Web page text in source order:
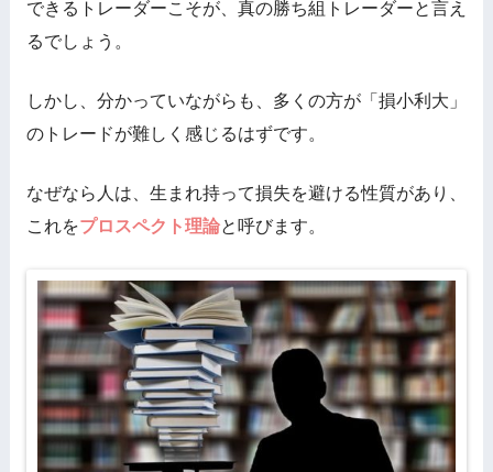
できるトレーダーこそが、真の勝ち組トレーダーと言え
るでしょう。
しかし、分かっていながらも、多くの方が「損小利大」
のトレードが難しく感じるはずです。
なぜなら人は、生まれ持って損失を避ける性質があり、
これをプロスペクト理論と呼びます。